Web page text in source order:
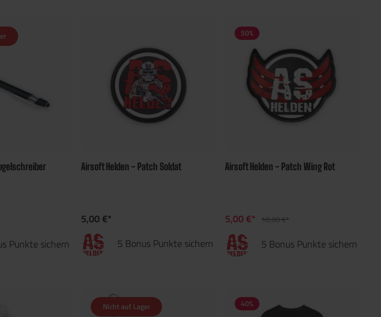
Punkte sichern
Airsoft Helden - Patch Soldat
5,00 €*
5 Bonus Punkte sichern
50%
Airsoft Helden - Patch Wing Rot
5,00 €* 10,00 €*
5 Bonus Punkte sichern
Nicht auf Lager
40%